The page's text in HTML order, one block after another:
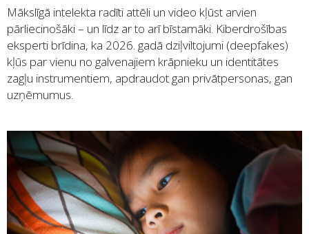
Mākslīgā intelekta radīti attēli un video kļūst arvien
pārliecinošāki – un līdz ar to arī bīstamāki. Kiberdrošības
eksperti brīdina, ka 2026. gadā dziļviltojumi (deepfakes)
kļūs par vienu no galvenajiem krāpnieku un identitātes
zagļu instrumentiem, apdraudot gan privātpersonas, gan
uzņēmumus.